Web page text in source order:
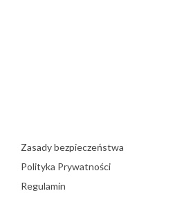
Zasady bezpieczeństwa
Polityka Prywatności
Regulamin